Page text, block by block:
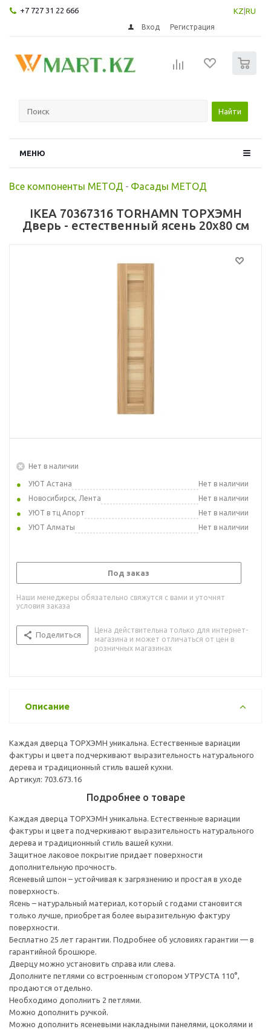
+7 727 31 22 666 KZ RU
Вход Регистрация
Найти
МЕНЮ
Все компоненты МЕТОД - Фасады МЕТОД
IKEA 70367316 TORHAMN ТОРХЭМН
Дверь - естественный ясень 20x80 см
Нет в наличии
УЮТ Астана
Нет в наличии
Новосибирск, Лента
Нет в наличии
УЮТ в тц Апорт
Нет в наличии
УЮТ Алматы
Нет в наличии
Под заказ
Наши менеджеры обязательно свяжутся с вами и уточнят
условия заказа
Поделиться
Цена действительна только для интернет-
магазина и может отличаться от цен в
розничных магазинах
Описание
Каждая дверца ТОРХЭМН уникальна. Естественные вариации
фактуры и цвета подчеркивают выразительность натурального
дерева и традиционный стиль вашей кухни.
Артикул: 703.673.16
Подробнее о товаре
Каждая дверца ТОРХЭМН уникальна. Естественные вариации
фактуры и цвета подчеркивают выразительность натурального
дерева и традиционный стиль вашей кухни.
Защитное лаковое покрытие придает поверхности
дополнительную прочность.
Ясеневый шпон – устойчивая к загрязнению и простая в уходе
поверхность.
Ясень – натуральный материал, который с годами становится
только лучше, приобретая более выразительную фактуру
поверхности.
Бесплатно 25 лет гарантии. Подробнее об условиях гарантии — в
гарантийной брошюре.
Дверцу можно установить справа или слева.
Дополните петлями со встроенным стопором УТРУСТА 110°,
продаются отдельно.
Необходимо дополнить 2 петлями.
Можно дополнить ручкой.
Можно дополнить ясеневыми накладными панелями, цоколями и